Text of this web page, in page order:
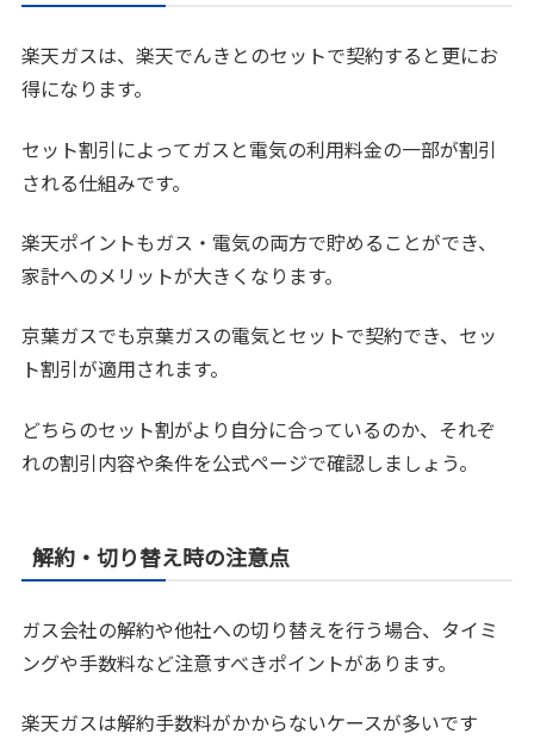
楽天ガスは、楽天でんきとのセットで契約すると更にお
得になります。
セット割引によってガスと電気の利用料金の一部が割引
される仕組みです。
楽天ポイントもガス・電気の両方で貯めることができ、
家計へのメリットが大きくなります。
京葉ガスでも京葉ガスの電気とセットで契約でき、セッ
ト割引が適用されます。
どちらのセット割がより自分に合っているのか、それぞ
れの割引内容や条件を公式ページで確認しましょう。
解約・切り替え時の注意点
ガス会社の解約や他社への切り替えを行う場合、タイミ
ングや手数料など注意すべきポイントがあります。
楽天ガスは解約手数料がかからないケースが多いです